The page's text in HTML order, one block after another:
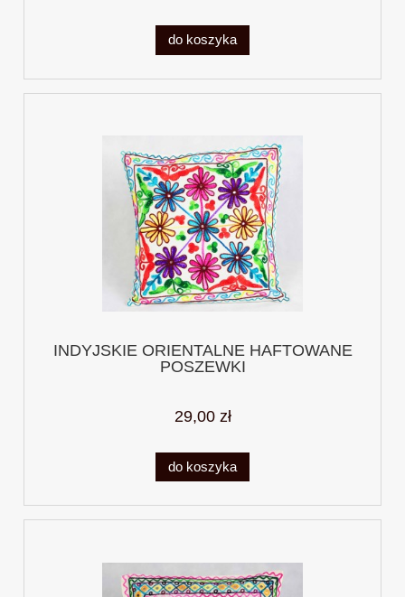
do koszyka
INDYJSKIE ORIENTALNE HAFTOWANE
POSZEWKI
29,00 zł
do koszyka